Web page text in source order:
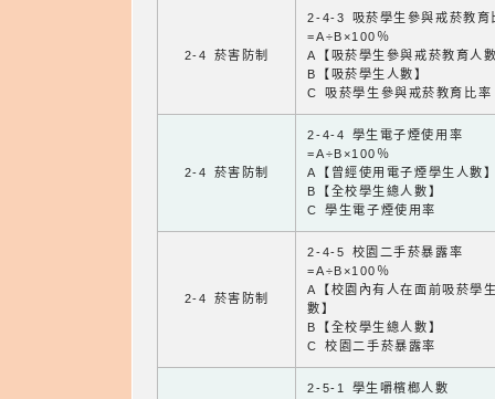
2-4 菸害防制
2-4-3 吸菸學生參與戒菸教育
=A÷B×100％
A【吸菸學生參與戒菸教育人
B【吸菸學生人數】
C 吸菸學生參與戒菸教育比率
2-4 菸害防制
2-4-4 學生電子煙使用率
=A÷B×100％
A【曾經使用電子煙學生人數
B【全校學生總人數】
C 學生電子煙使用率
2-4 菸害防制
2-4-5 校園二手菸暴露率
=A÷B×100％
A【校園內有人在面前吸菸學
數】
B【全校學生總人數】
C 校園二手菸暴露率
2-5-1 學生嚼檳榔人數